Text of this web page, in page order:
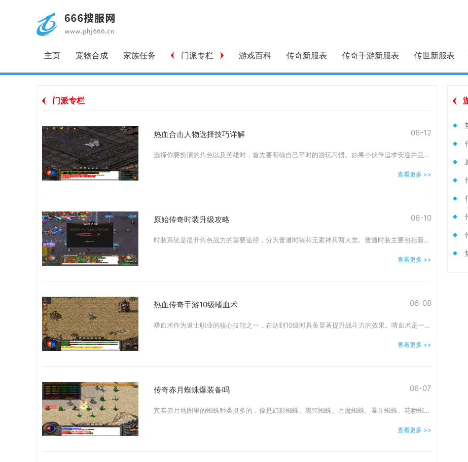
主页 宠物合成 家族任务 门派专栏 游戏百科 传奇新服表 传奇手游新服表 传世新服表
门派专栏
热血合击人物选择技巧详解 06-12
选择你要扮演的角色以及英雄时，首先要明确自己平时的游玩习惯。如果小伙伴追求安逸并且更偏向独自冒险，道道、道法这些搭配能让你的前期之旅轻松不少。依靠道士伙伴的辅助特
查看更多 >>
原始传奇时装升级攻略 06-10
时装系统是提升角色战力的重要途径，分为普通时装和元素神兵两大类。普通时装主要包括新区活动的龙城岁月、每周三叶子商城兑换的时装以及每周五消耗元宝购买的时装，而元素神
查看更多 >>
热血传奇手游10级嗜血术 06-08
嗜血术作为道士职业的核心技能之一，在达到10级时具备显著提升战斗力的效果。嗜血术是一种能够同时提高攻击力和生命值的特殊技能，当玩家使用嗜血术时会牺牲自己的生命值来换取
查看更多 >>
传奇赤月蜘蛛爆装备吗 06-07
其实赤月地图里的蜘蛛种类挺多的，像是幻影蜘蛛、黑锷蜘蛛、月魔蜘蛛、暴牙蜘蛛、花吻蜘蛛等等，它们确实都会掉落装备，只不过爆出的东西有好有差，完全看各位的运气啦。在赤
查看更多 >>